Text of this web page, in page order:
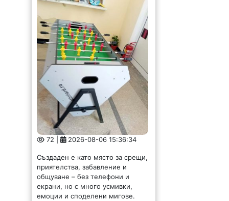
72 | 2026-08-06 15:36:34
Създаден е като място за срещи,
приятелства, забавление и
общуване – без телефони и
екрани, но с много усмивки,
емоции и споделени мигове.